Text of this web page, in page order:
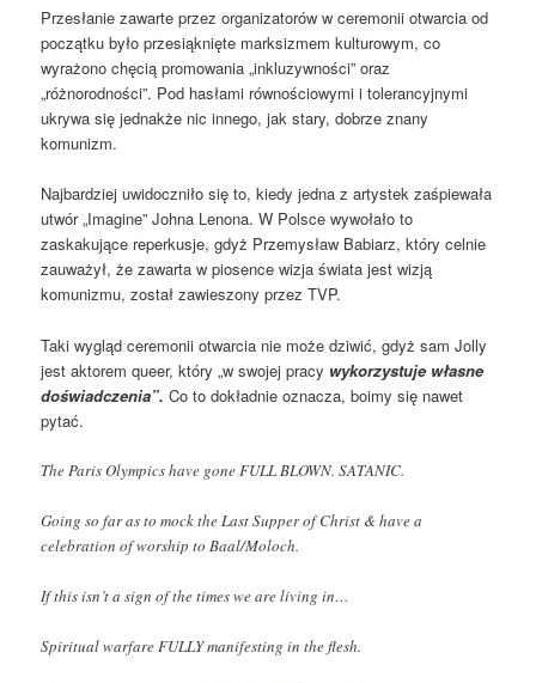
Przesłanie zawarte przez organizatorów w ceremonii otwarcia od
początku było przesiąknięte marksizmem kulturowym, co
wyrażono chęcią promowania „inkluzywności” oraz
„różnorodności”. Pod hasłami równościowymi i tolerancyjnymi
ukrywa się jednakże nic innego, jak stary, dobrze znany
komunizm.
Najbardziej uwidoczniło się to, kiedy jedna z artystek zaśpiewała
utwór „Imagine” Johna Lenona. W Polsce wywołało to
zaskakujące reperkusje, gdyż Przemysław Babiarz, który celnie
zauważył, że zawarta w piosence wizja świata jest wizją
komunizmu, został zawieszony przez TVP.
Taki wygląd ceremonii otwarcia nie może dziwić, gdyż sam Jolly
jest aktorem queer, który „w swojej pracy wykorzystuje własne
doświadczenia”. Co to dokładnie oznacza, boimy się nawet
pytać.
The Paris Olympics have gone FULL BLOWN. SATANIC.
Going so far as to mock the Last Supper of Christ & have a
celebration of worship to Baal/Moloch.
If this isn’t a sign of the times we are living in…
Spiritual warfare FULLY manifesting in the flesh.